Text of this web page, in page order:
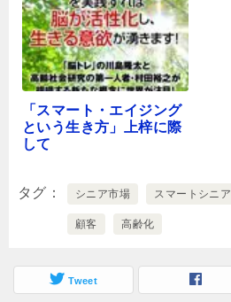
「スマート・エイジング
という生き方」上梓に際
して
タグ シニア市場 スマートシニア
顧客 高齢化
Tweet